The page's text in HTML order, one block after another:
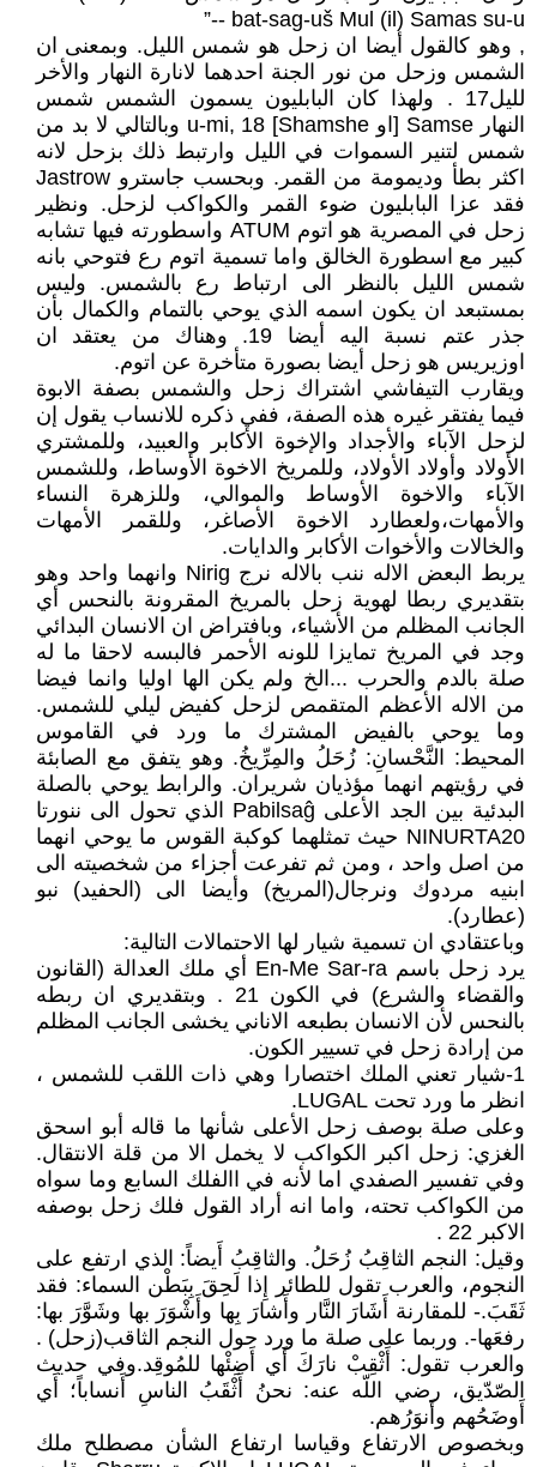
bat-sag-uš Mul (il) Samas su-u --”
, وهو كالقول أيضا ان زحل هو شمس الليل. وبمعنى ان
الشمس وزحل من نور الجنة احدهما لانارة النهار والأخر
لليل17 . ولهذا كان البابليون يسمون الشمس شمس
النهار Samse [او Shamshe] u-mi, 18 وبالتالي لا بد من
شمس لتنير السموات في الليل وارتبط ذلك بزحل لانه
اكثر بطأ وديمومة من القمر. وبحسب جاسترو Jastrow
فقد عزا البابليون ضوء القمر والكواكب لزحل. ونظير
زحل في المصرية هو اتوم ATUM واسطورته فيها تشابه
كبير مع اسطورة الخالق واما تسمية اتوم رع فتوحي بانه
شمس الليل بالنظر الى ارتباط رع بالشمس. وليس
بمستبعد ان يكون اسمه الذي يوحي بالتمام والكمال بأن
جذر عتم نسبة اليه أيضا 19. وهناك من يعتقد ان
اوزيريس هو زحل أيضا بصورة متأخرة عن اتوم.
ويقارب التيفاشي اشتراك زحل والشمس بصفة الابوة
فيما يفتقر غيره هذه الصفة، ففي ذكره للانساب يقول إن
لزحل الآباء والأجداد والإخوة الأكابر والعبيد، وللمشتري
الأولاد وأولاد الأولاد، وللمريخ الاخوة الأوساط، وللشمس
الآباء والاخوة الأوساط والموالي، وللزهرة النساء
والأمهات،ولعطارد الاخوة الأصاغر، وللقمر الأمهات
والخالات والأخوات الأكابر والدايات.
يربط البعض الاله ننب بالاله نرج Nirig وانهما واحد وهو
بتقديري ربطا لهوية زحل بالمريخ المقرونة بالنحس أي
الجانب المظلم من الأشياء، وبافتراض ان الانسان البدائي
وجد في المريخ تمايزا للونه الأحمر فالبسه لاحقا ما له
صلة بالدم والحرب ...الخ ولم يكن الها اوليا وانما فيضا
من الاله الأعظم المتقمص لزحل كفيض ليلي للشمس.
وما يوحي بالفيض المشترك ما ورد في القاموس
المحيط: النَّحْسانِ: زُحَلُ والمِرِّيخُ. وهو يتفق مع الصابئة
في رؤيتهم انهما مؤذيان شريران. والرابط يوحي بالصلة
البدئية بين الجد الأعلى Pabilsaĝ الذي تحول الى ننورتا
NINURTA20 حيث تمثلهما كوكبة القوس ما يوحي انهما
من اصل واحد ، ومن ثم تفرعت أجزاء من شخصيته الى
ابنيه مردوك ونرجال(المريخ) وأيضا الى (الحفيد) نبو
(عطارد).
وباعتقادي ان تسمية شيار لها الاحتمالات التالية:
يرد زحل باسم En-Me Sar-ra أي ملك العدالة (القانون
والقضاء والشرع) في الكون 21 . وبتقديري ان ربطه
بالنحس لأن الانسان بطبعه الاناني يخشى الجانب المظلم
من إرادة زحل في تسيير الكون.
1-شيار تعني الملك اختصارا وهي ذات اللقب للشمس ،
انظر ما ورد تحت LUGAL.
وعلى صلة بوصف زحل الأعلى شأنها ما قاله أبو اسحق
الغزي: زحل اكبر الكواكب لا يخمل الا من قلة الانتقال.
وفي تفسير الصفدي اما لأنه في االفلك السابع وما سواه
من الكواكب تحته، واما انه أراد القول فلك زحل بوصفه
الاكبر 22 .
وقيل: النجم الثاقِبُ زُحَلُ. والثاقِبُ أَيضاً: الذي ارتفع على
النجوم، والعرب تقول للطائر إِذا لَحِقَ بِبَطْن السماء: فقد
ثَقَبَ.- للمقارنة أَشَارَ النَّار وأَشارَ بِها وأَشْوَرَ بها وشَوَّرَ بها:
رفعَها-. وربما على صلة ما ورد حول النجم الثاقب(زحل) .
والعرب تقول: أَثْقِبْ نارَكَ أَي أَضِئْها للمُوقِد.وفي حديث
الصّدّيق، رضي اللّه عنه: نحنُ أَثْقَبُ الناسِ أَنساباً؛ أَي
أَوضَحُهم وأَنوَرُهم.
وبخصوص الارتفاع وقياسا ارتفاع الشأن مصطلح ملك